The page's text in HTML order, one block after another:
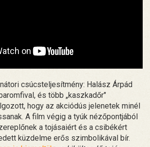
csúcsteljesítmény: Halász Árpád
és több „kaszkadőr"
hogy az akciódús jelenetek minél
A film végig a tyúk nézőpontjából
a tojásaiért és a csibékért
küzdelme erős szimbolikával bír.